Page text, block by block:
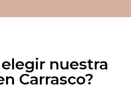
nuestra
Carrasco?